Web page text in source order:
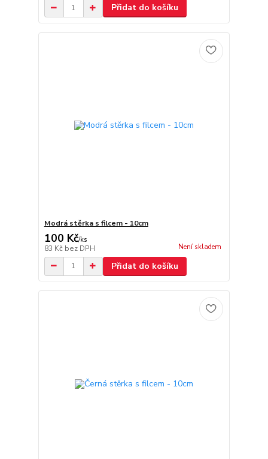
Přidat do košíku
Modrá stěrka s filcem - 10cm
100 Kč/ks
83 Kč bez DPH Není skladem
Přidat do košíku